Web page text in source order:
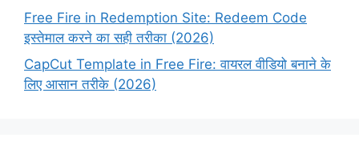
Free Fire in Redemption Site: Redeem Code
इस्तेमाल करने का सही तरीका (2026)
CapCut Template in Free Fire: वायरल वीडियो बनाने के
लिए आसान तरीके (2026)